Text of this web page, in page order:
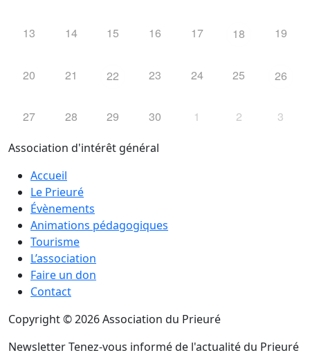
13 14 15 16 17 18 19
20 21 22 23 24 25 26
27 28 29 30 1 2 3
Association d'intérêt général
Accueil
Le Prieuré
Évènements
Animations pédagogiques
Tourisme
L’association
Faire un don
Contact
Copyright © 2026 Association du Prieuré
NewsletterTenez-vous informé de l'actualité du Prieuré